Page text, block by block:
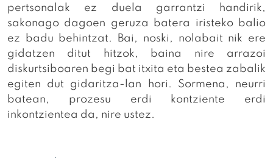
pertsonalak ez duela garrantzi handirik,
sakonago dagoen geruza batera iristeko balio
ez badu behintzat. Bai, noski, nolabait nik ere
gidatzen ditut hitzok, baina nire arrazoi
diskurtsiboaren begi bat itxita eta bestea zabalik
egiten dut gidaritza-lan hori. Sormena, neurri
batean, prozesu erdi kontziente erdi
inkontzientea da, nire ustez.